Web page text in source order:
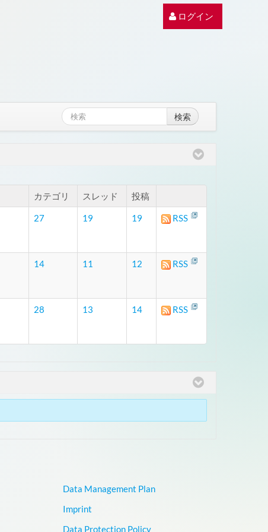
ログイン
検索
カテゴリ スレッド 投稿
27 19 19 RSS
14 11 12 RSS
28 13 14 RSS
Data Management Plan
Imprint
Data Protection Policy